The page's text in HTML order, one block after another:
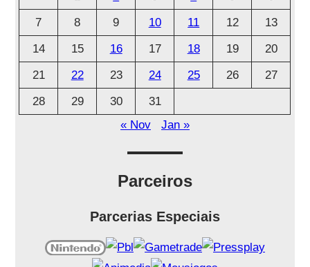
o
7
8 9 10 11 12
13
14
15 16 17 18 19
20
21
22 23 24 25 26
27
28
29 30
31
« Nov
Jan »
Parceiros
Parcerias Especiais